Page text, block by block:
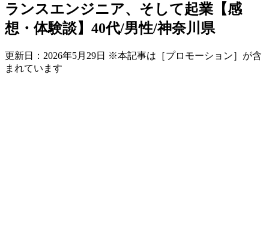
ランスエンジニア、そして起業【感
想・体験談】40代/男性/神奈川県
更新日： 2026年5月29日 ※本記事は［プロモーション］が含
まれています